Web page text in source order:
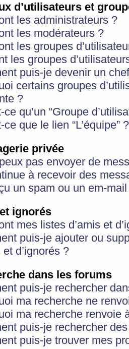
d’utilisateurs et
les administrateurs ?
les modérateurs ?
les groupes
les groupes
puis-je devenir un
certains groupes
?
ce qu’un “Groupe
ce que le lien “L’équipe” ?
privée
pas envoyer de
à recevoir des
un spam ou un em-
ignorés
mes listes d’amis et
puis-je ajouter ou
et d’ignorés ?
dans les forums
puis-je rechercher
ma recherche ne
ma recherche renvoie
puis-je rechercher
puis-je trouver mes